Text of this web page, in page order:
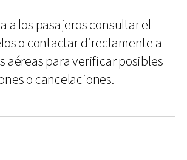
a los pasajeros consultar el
o contactar directamente a
aéreas para verificar posibles
o cancelaciones.